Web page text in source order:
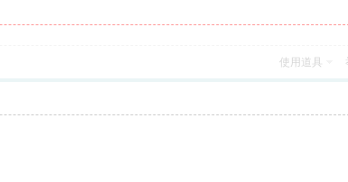
使用道具